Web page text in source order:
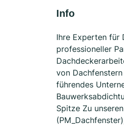
Info
Ihre Experten für
professioneller
von
führendes
Spitze Zu